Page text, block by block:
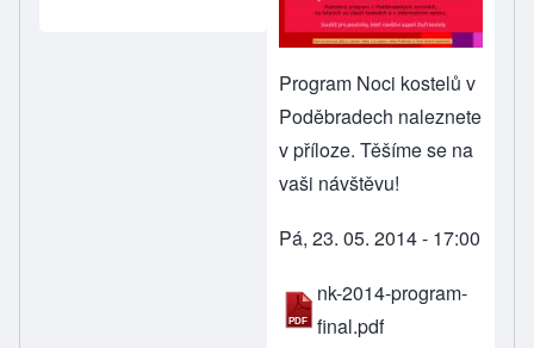
Program Noci kostelů v
Poděbradech naleznete
v příloze. Těšíme se na
vaši návštěvu!
Pá, 23. 05. 2014 - 17:00
nk-2014-program-
final.pdf